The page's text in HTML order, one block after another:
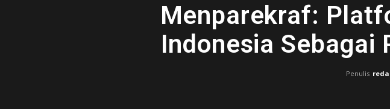
Menparekraf:
Indonesia Sebagai
Penulis